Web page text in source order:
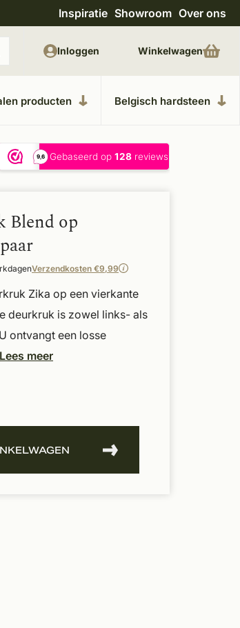
showroom in Kesteren Unieke
Inspiratie Showroom Over ons
producten Belgisch hardsteen
Inloggen Winkelwagen
Blend op
Verzendkosten €9,99
Zika op een vierkante
deurkruk is zowel links- als
ontvangt een losse
Lees meer